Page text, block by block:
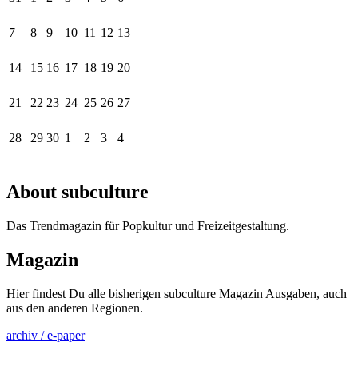
7 8 9 10 11 12 13
14 15 16 17 18 19 20
21 22 23 24 25 26 27
28 29 30 1 2 3 4
About subculture
Das Trendmagazin für Popkultur und Freizeitgestaltung.
Magazin
Hier findest Du alle bisherigen subculture Magazin Ausgaben, auch
aus den anderen Regionen.
archiv / e-paper